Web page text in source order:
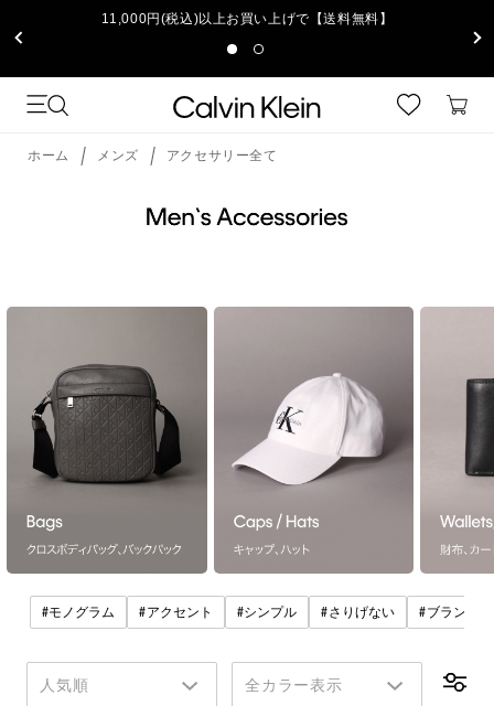
11,000円(税込)以上お買い上げで【送料無料】
ホーム メンズ アクセサリー全て
#モノグラム #アクセント #シンプル #さりげない #ブランド
人気順 全カラー表示